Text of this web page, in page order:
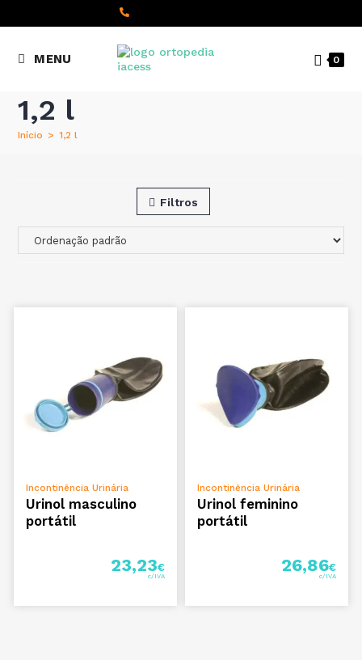
Chamada para a rede fixa
MENU 0
1,2 l
Início > 1,2 l
Filtros
ADICIONAR
Incontinência Urinária
Urinol masculino
portátil
23,23€
ADICIONAR
Incontinência Urinária
Urinol feminino
portátil
26,86€